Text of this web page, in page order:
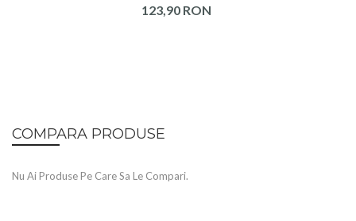
123,90 RON
COMPARA PRODUSE
Nu Ai Produse Pe Care Sa Le Compari.